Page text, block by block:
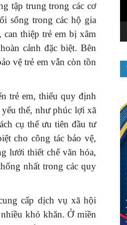
tập trung trong các cơ
sống trong các hộ gia
thiệp trẻ em bị xâm
cảnh đặc biệt. Bên
vệ trẻ em vẫn còn tồn
trẻ em, thiếu quy định
thế, như phúc lợi xã
cụ thể ưu tiên đầu tư
cho công tác bảo vệ,
lưới thiết chế văn hóa,
nhất trong các quy
cấp dịch vụ xã hội
khó khăn. Ở miền